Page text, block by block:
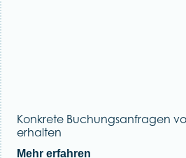
Konkrete Buchungsanfragen
erhalten
Mehr erfahren